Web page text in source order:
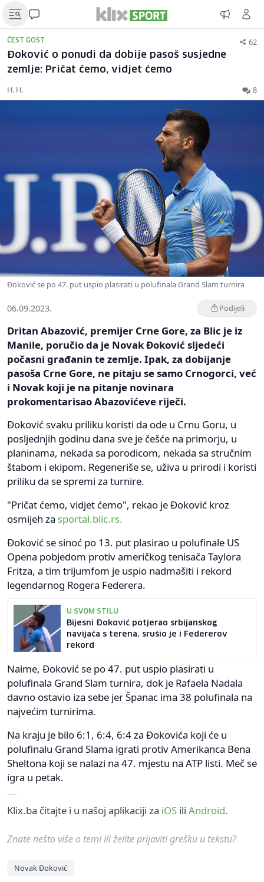
ČEST GOST 62
Đoković o ponudi da dobije pasoš susjedne
zemlje: Pričat ćemo, vidjet ćemo
H. H. 8
Đoković se po 47. put uspio plasirati u polufinala Grand Slam turnira
06.09.2023. Podijeli
Dritan Abazović, premijer Crne Gore, za Blic je iz
Manile, poručio da je Novak Đoković sljedeći
počasni građanin te zemlje. Ipak, za dobijanje
pasoša Crne Gore, ne pitaju se samo Crnogorci, već
i Novak koji je na pitanje novinara
prokomentarisao Abazovićeve riječi.
Đoković svaku priliku koristi da ode u Crnu Goru, u
posljednjih godinu dana sve je češće na primorju, u
planinama, nekada sa porodicom, nekada sa stručnim
štabom i ekipom. Regeneriše se, uživa u prirodi i koristi
priliku da se spremi za turnire.
"Pričat ćemo, vidjet ćemo", rekao je Đoković kroz
osmijeh za sportal.blic.rs.
Đoković se sinoć po 13. put plasirao u polufinale US
Opena pobjedom protiv američkog tenisača Taylora
Fritza, a tim trijumfom je uspio nadmašiti i rekord
legendarnog Rogera Federera.
U SVOM STILU
Bijesni Đoković potjerao srbijanskog
navijača s terena, srušio je i Federerov
rekord
Naime, Đoković se po 47. put uspio plasirati u
polufinala Grand Slam turnira, dok je Rafaela Nadala
davno ostavio iza sebe jer Španac ima 38 polufinala na
najvećim turnirima.
Na kraju je bilo 6:1, 6:4, 6:4 za Đokovića koji će u
polufinalu Grand Slama igrati protiv Amerikanca Bena
Sheltona koji se nalazi na 47. mjestu na ATP listi. Meč se
igra u petak.
Klix.ba čitajte i u našoj aplikaciji za iOS ili Android.
Znate nešto više o temi ili želite prijaviti grešku u tekstu?
Novak Đoković